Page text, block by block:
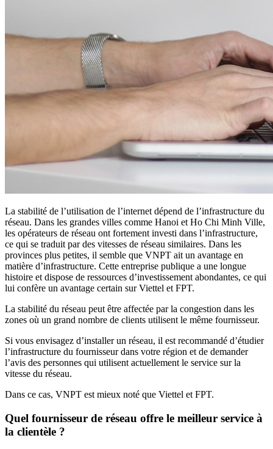
La stabilité de l’utilisation de l’internet dépend de l’infrastructure du
réseau. Dans les grandes villes comme Hanoi et Ho Chi Minh Ville,
les opérateurs de réseau ont fortement investi dans l’infrastructure,
ce qui se traduit par des vitesses de réseau similaires. Dans les
provinces plus petites, il semble que VNPT ait un avantage en
matière d’infrastructure. Cette entreprise publique a une longue
histoire et dispose de ressources d’investissement abondantes, ce qui
lui confère un avantage certain sur Viettel et FPT.
La stabilité du réseau peut être affectée par la congestion dans les
zones où un grand nombre de clients utilisent le même fournisseur.
Si vous envisagez d’installer un réseau, il est recommandé d’étudier
l’infrastructure du fournisseur dans votre région et de demander
l’avis des personnes qui utilisent actuellement le service sur la
vitesse du réseau.
Dans ce cas, VNPT est mieux noté que Viettel et FPT.
Quel fournisseur de réseau offre le meilleur service à
la clientèle ?